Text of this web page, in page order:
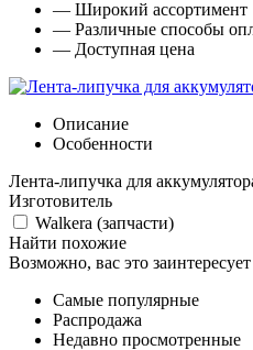
— Широкий ассортимент
— Различные способы
— Доступная цена
Описание
Особенности
Лента-липучка для
Изготовитель
Walkera (запчасти)
Найти похожие
Возможно, вас это заинтересует
Самые популярные
Распродажа
Недавно просмотренные